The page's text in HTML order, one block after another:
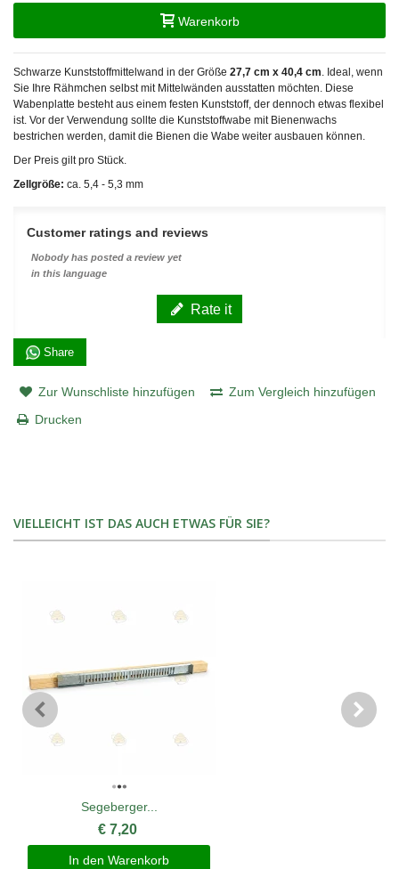
Warenkorb
Schwarze Kunststoffmittelwand in der Größe 27,7 cm x 40,4 cm. Ideal, wenn
Sie Ihre Rähmchen selbst mit Mittelwänden ausstatten möchten. Diese
Wabenplatte besteht aus einem festen Kunststoff, der dennoch etwas flexibel
ist. Vor der Verwendung sollte die Kunststoffwabe mit Bienenwachs
bestrichen werden, damit die Bienen die Wabe weiter ausbauen können.
Der Preis gilt pro Stück.
Zellgröße: ca. 5,4 - 5,3 mm
Customer ratings and reviews
Nobody has posted a review yet
in this language
Rate it
Share
Zur Wunschliste hinzufügen
Zum Vergleich hinzufügen
Drucken
VIELLEICHT IST DAS AUCH ETWAS FÜR SIE?
Segeberger...
€ 7,20
In den Warenkorb